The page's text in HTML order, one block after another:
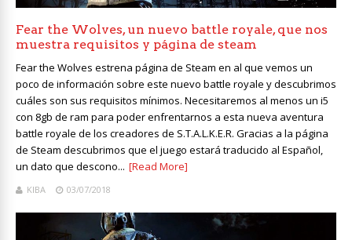
Fear the Wolves, un nuevo battle royale, que nos
muestra requisitos y página de steam
Fear the Wolves estrena página de Steam en al que vemos un
poco de información sobre este nuevo battle royale y descubrimos
cuáles son sus requisitos mínimos. Necesitaremos al menos un i5
con 8gb de ram para poder enfrentarnos a esta nueva aventura
battle royale de los creadores de S.T.A.L.K.E.R. Gracias a la página
de Steam descubrimos que el juego estará traducido al Español,
un dato que descono... [Read More]
KIBA 03/07/2018